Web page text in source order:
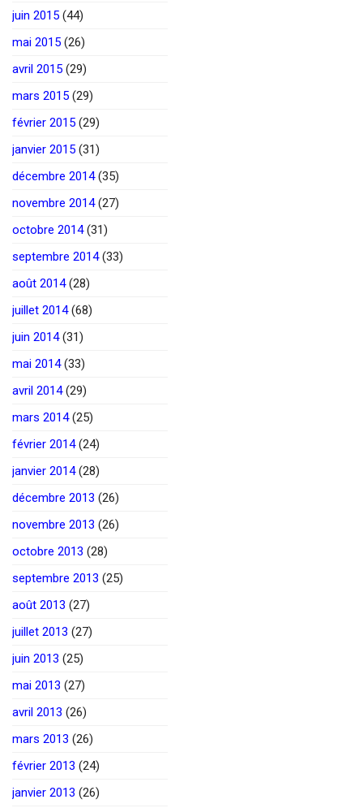
juin 2015 (44)
mai 2015 (26)
avril 2015 (29)
mars 2015 (29)
février 2015 (29)
janvier 2015 (31)
décembre 2014(35)
novembre 2014(27)
octobre 2014(31)
septembre 2014(33)
août 2014(28)
juillet 2014(68)
juin 2014(31)
mai 2014(33)
avril 2014(29)
mars 2014(25)
février 2014(24)
janvier 2014(28)
décembre 2013 (26)
novembre 2013 (26)
octobre 2013 (28)
septembre 2013 (25)
août 2013 (27)
juillet 2013 (27)
juin 2013 (25)
mai 2013 (27)
avril 2013 (26)
mars 2013 (26)
février 2013 (24)
janvier 2013 (26)